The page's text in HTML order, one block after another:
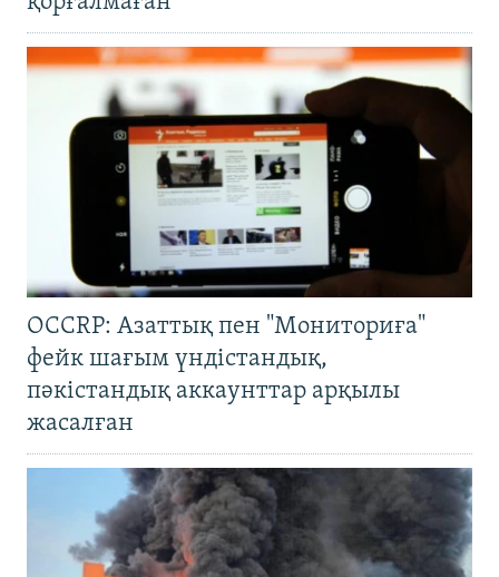
OCCRP: Азаттық пен "Мониториға"
фейк шағым үндістандық,
пәкістандық аккаунттар арқылы
жасалған